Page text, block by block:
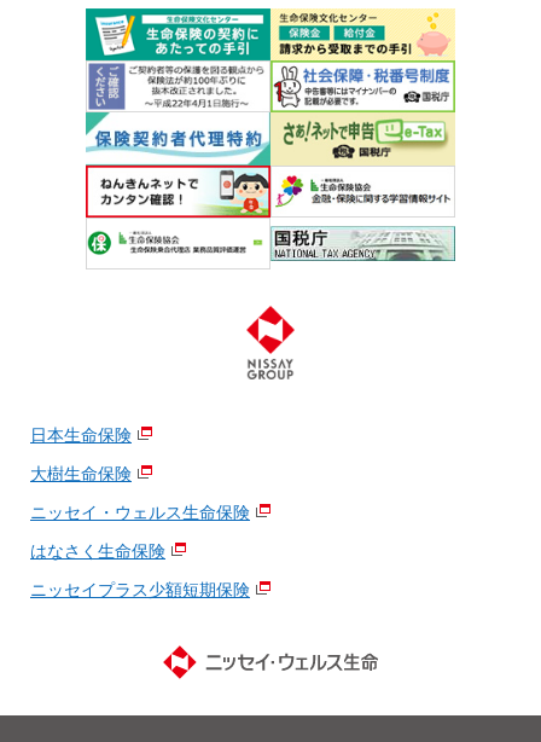
日本生命保険
大樹生命保険
ニッセイ・ウェルス生命保険
はなさく生命保険
ニッセイプラス少額短期保険